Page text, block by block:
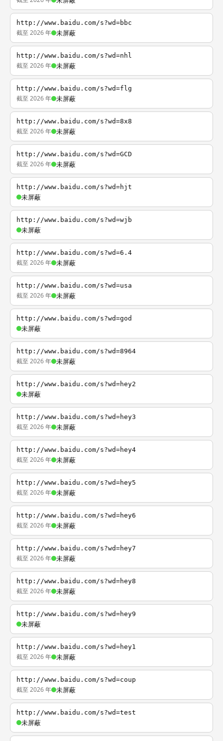
http://www.baidu.com/s?wd=bbc
截至 2026 年 未屏蔽
http://www.baidu.com/s?wd=nhl
截至 2026 年 未屏蔽
http://www.baidu.com/s?wd=flg
截至 2026 年 未屏蔽
http://www.baidu.com/s?wd=8x8
截至 2026 年 未屏蔽
http://www.baidu.com/s?wd=GCD
截至 2026 年 未屏蔽
http://www.baidu.com/s?wd=hjt
未屏蔽
http://www.baidu.com/s?wd=wjb
未屏蔽
http://www.baidu.com/s?wd=6.4
截至 2026 年 未屏蔽
http://www.baidu.com/s?wd=usa
截至 2026 年 未屏蔽
http://www.baidu.com/s?wd=god
未屏蔽
http://www.baidu.com/s?wd=8964
截至 2026 年 未屏蔽
http://www.baidu.com/s?wd=hey2
未屏蔽
http://www.baidu.com/s?wd=hey3
截至 2026 年 未屏蔽
http://www.baidu.com/s?wd=hey4
截至 2026 年 未屏蔽
http://www.baidu.com/s?wd=hey5
截至 2026 年 未屏蔽
http://www.baidu.com/s?wd=hey6
截至 2026 年 未屏蔽
http://www.baidu.com/s?wd=hey7
截至 2026 年 未屏蔽
http://www.baidu.com/s?wd=hey8
截至 2026 年 未屏蔽
http://www.baidu.com/s?wd=hey9
未屏蔽
http://www.baidu.com/s?wd=hey1
截至 2026 年 未屏蔽
http://www.baidu.com/s?wd=coup
截至 2026 年 未屏蔽
http://www.baidu.com/s?wd=test
未屏蔽